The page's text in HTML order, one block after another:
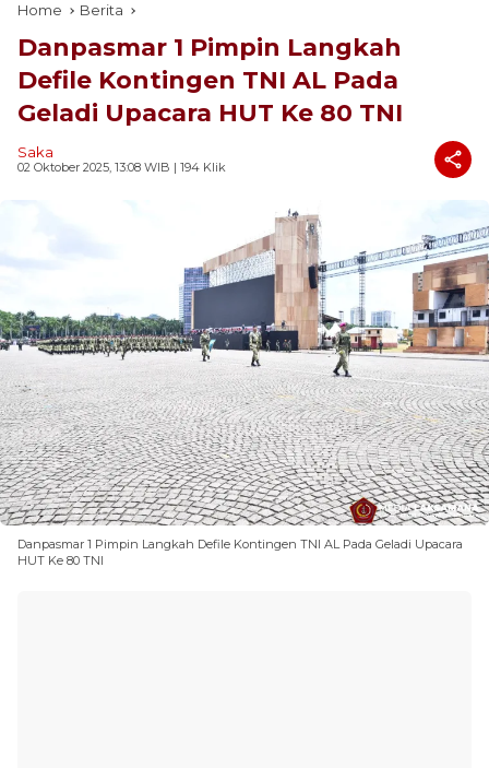
Home Berita
Danpasmar 1 Pimpin Langkah
Defile Kontingen TNI AL Pada
Geladi Upacara HUT Ke 80 TNI
Saka
02 Oktober 2025, 13:08 WIB | 194 Klik
Danpasmar 1 Pimpin Langkah Defile Kontingen TNI AL Pada Geladi Upacara
HUT Ke 80 TNI